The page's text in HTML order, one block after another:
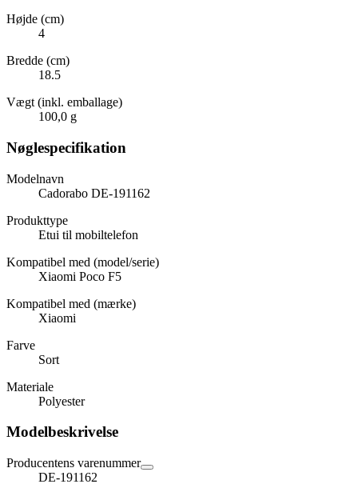
Højde (cm)
4
Bredde (cm)
18.5
Vægt (inkl. emballage)
100,0 g
Nøglespecifikation
Modelnavn
Cadorabo DE-191162
Produkttype
Etui til mobiltelefon
Kompatibel med (model/serie)
Xiaomi Poco F5
Kompatibel med (mærke)
Xiaomi
Farve
Sort
Materiale
Polyester
Modelbeskrivelse
Producentens varenummer
DE-191162